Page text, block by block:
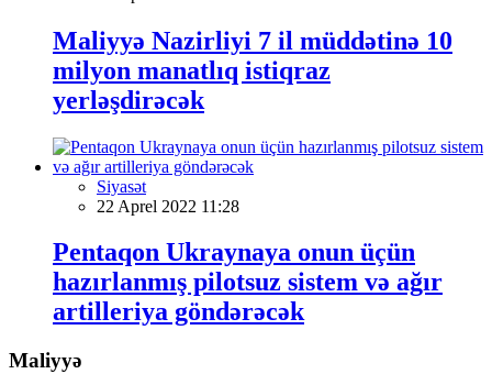
Maliyyə Nazirliyi 7 il müddətinə 10
milyon manatlıq istiqraz
yerləşdirəcək
Siyasət
22 Aprel 2022 11:28
Pentaqon Ukraynaya onun üçün
hazırlanmış pilotsuz sistem və ağır
artilleriya göndərəcək
Maliyyə